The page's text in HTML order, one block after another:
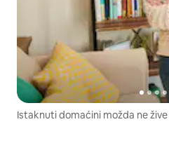
Istaknuti domaćini možda ne